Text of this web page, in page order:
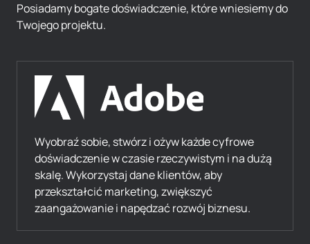
Posiadamy bogate doświadczenie, które wniesiemy do
Twojego projektu.
Wyobraź sobie, stwórz i ożyw każde cyfrowe
doświadczenie w czasie rzeczywistym i na dużą
skalę. Wykorzystaj dane klientów, aby
przekształcić marketing, zwiększyć
zaangażowanie i napędzać rozwój biznesu.